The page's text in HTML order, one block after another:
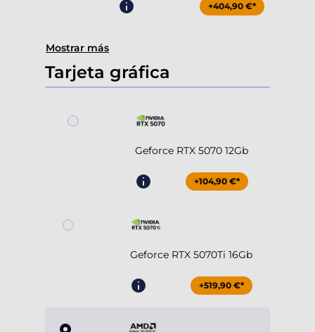
+404,90 €*
Mostrar más
Tarjeta gráfica
Geforce RTX 5070 12Gb
+104,90 €*
Geforce RTX 5070Ti 16Gb
+519,90 €*